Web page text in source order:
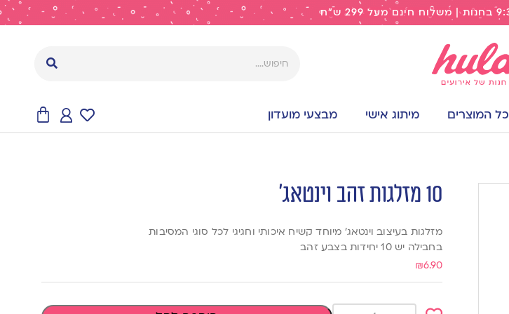
כל המוצרים מיתוג אישי מבצעי מועדון
10 מזלגות זהב וינטאג’
מזלגות בעיצוב וינטאג׳ מיוחד קשיח איכותי וחגיגי לכל סוגי המסיבות
בחבילה יש 10 יחידות בצבע זהב
₪6.90